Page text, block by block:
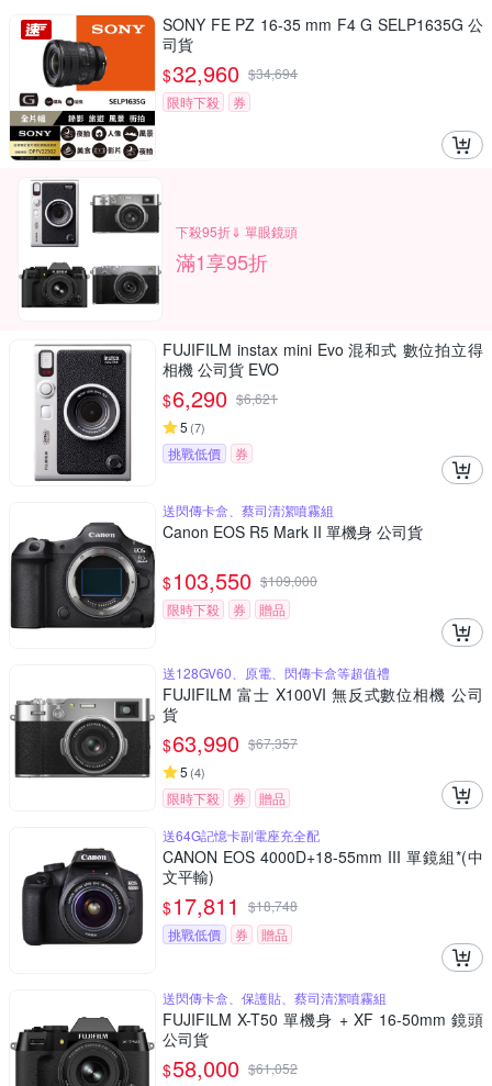
SONY FE PZ 16-35 mm F4 G SELP1635G 公
司貨
$32,960 $34,694
限時下殺
券
下殺95折⇓ 單眼鏡頭
滿1享95折
FUJIFILM instax mini Evo 混和式 數位拍立得
相機 公司貨 EVO
$6,290 $6,621
5 (7)
挑戰低價 券
送閃傳卡盒、蔡司清潔噴霧組
Canon EOS R5 Mark II 單機身 公司貨
$103,550 $109,000
限時下殺
券 贈品
送128GV60、原電、閃傳卡盒等超值禮
FUJIFILM 富士 X100VI 無反式數位相機 公司
貨
$63,990 $67,357
5 (4)
限時下殺 券
贈品
送64G記憶卡副電座充全配
CANON EOS 4000D+18-55mm III 單鏡組*(中
文平輸)
$17,811 $18,748
挑戰低價
券 贈品
送閃傳卡盒、保護貼、蔡司清潔噴霧組
FUJIFILM X-T50 單機身 + XF 16-50mm 鏡頭
公司貨
$58,000 $61,052